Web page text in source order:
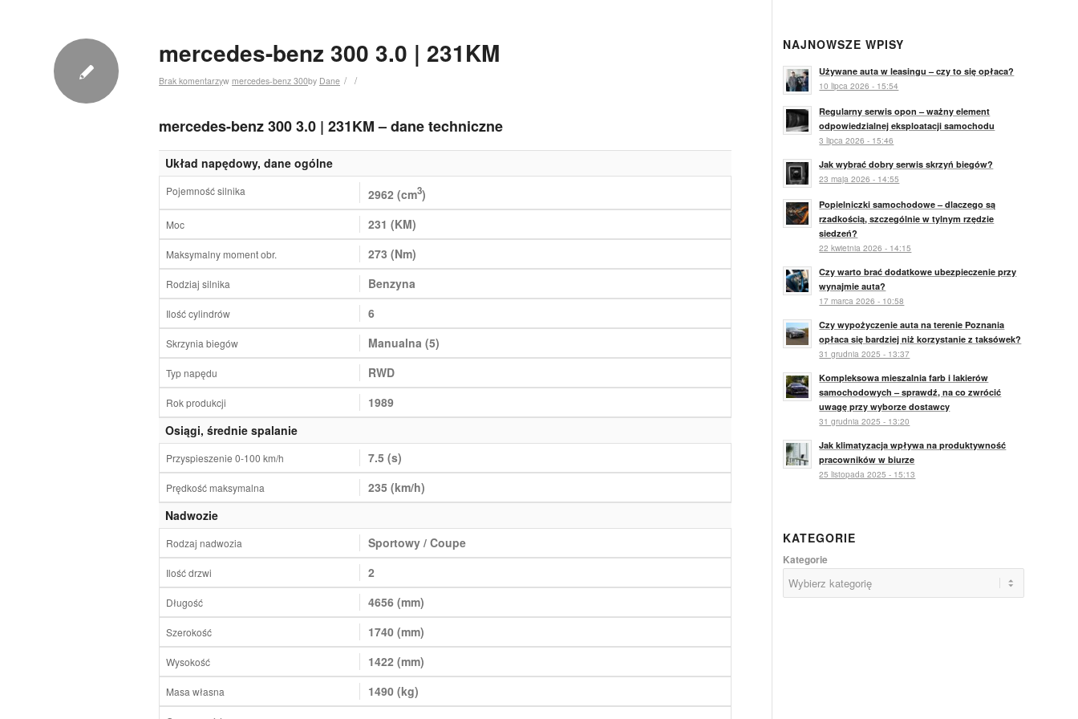
mercedes-benz 300 3.0 | 231KM
Brak komentarzy /
w mercedes-benz 300 /
by Dane
mercedes-benz 300 3.0 | 231KM – dane techniczne
Układ napędowy, dane ogólne
Pojemność silnika 2962 (cm3)
Moc 231 (KM)
Maksymalny moment obr. 273 (Nm)
Rodziaj silnika Benzyna
Ilość cylindrów 6
Skrzynia biegów Manualna (5)
Typ napędu RWD
Rok produkcji
1989
Osiągi, średnie spalanie
Przyspieszenie 0-100 km/h 7.5 (s)
Prędkość maksymalna
235 (km/h)
Nadwozie
Rodzaj nadwozia Sportowy / Coupe
Ilość drzwi 2
Długość 4656 (mm)
Szerokość 1740 (mm)
Wysokość 1422 (mm)
Masa własna 1490 (kg)
NAJNOWSZE WPISY
Używane auta w leasingu – czy to się opłaca?
10 lipca 2026 - 15:54
Regularny serwis opon – ważny element
odpowiedzialnej eksploatacji samochodu
3 lipca 2026 - 15:46
Jak wybrać dobry serwis skrzyń biegów?
23 maja 2026 - 14:55
Popielniczki samochodowe – dlaczego są
rzadkością, szczególnie w tylnym rzędzie
siedzeń?
22 kwietnia 2026 - 14:15
Czy warto brać dodatkowe ubezpieczenie przy
wynajmie auta?
17 marca 2026 - 10:58
Czy wypożyczenie auta na terenie Poznania
opłaca się bardziej niż korzystanie z taksówek?
31 grudnia 2025 - 13:37
Kompleksowa mieszalnia farb i lakierów
samochodowych – sprawdź, na co zwrócić
uwagę przy wyborze dostawcy
31 grudnia 2025 - 13:20
Jak klimatyzacja wpływa na produktywność
pracowników w biurze
25 listopada 2025 - 15:13
KATEGORIE
Kategorie